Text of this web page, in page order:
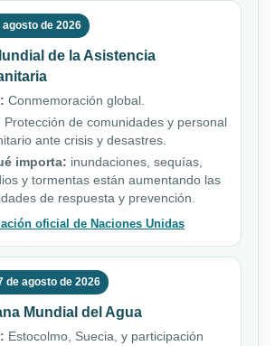
agosto de 2026
de la Asistencia
Conmemoración global.
Protección de comunidades y personal
ante crisis y desastres.
importa: inundaciones, sequías,
y tormentas están aumentando las
de respuesta y prevención.
oficial de Naciones Unidas
de agosto de 2026
Mundial del Agua
Estocolmo, Suecia, y participación